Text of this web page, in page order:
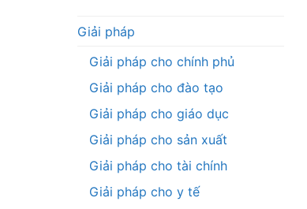
Giải pháp
Giải pháp cho chính phủ
Giải pháp cho đào tạo
Giải pháp cho giáo dục
Giải pháp cho sản xuất
Giải pháp cho tài chính
Giải pháp cho y tế